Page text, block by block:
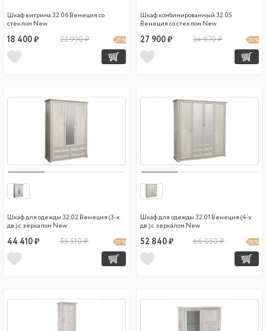
Шкаф витрина 32.06 Венеция со
стеклом New
18 400 ₽ 22 990 ₽ 20 %
Шкаф комбинированный 32.05
Венеция со стеклом New
27 900 ₽ 34 870 ₽ 20 %
Шкаф для одежды 32.02 Венеция (3-х
дв.) с зеркалом New
44 410 ₽ 55 510 ₽ 20 %
Шкаф для одежды 32.01 Венеция (4-х
дв.) с зеркалом New
52 840 ₽ 66 050 ₽ 20 %